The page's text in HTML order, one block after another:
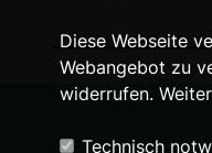
Diese Webseite
Webangebot zu
widerrufen.
Technisch